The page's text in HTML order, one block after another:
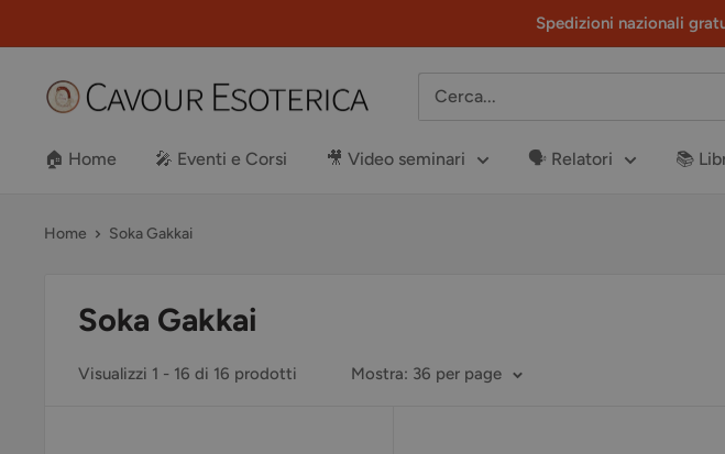
al
contenuto
Spedizioni nazionali
Libreria
Esoterica
🏠 Home 🎤 Eventi e Corsi 🎥 Video seminari 🗣️ Relatori 📚
Home Soka Gakkai
Soka Gakkai
Visualizzi 1 - 16 di 16 prodotti Mostra: 36 per page